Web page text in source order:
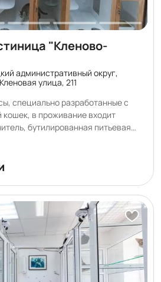
"Кленово-
административный округ,
улица, 211
специально разработанные с
кошек, в проживание входит
бутилированная питьевая
Фото-видео отчеты.
животные не контактируют